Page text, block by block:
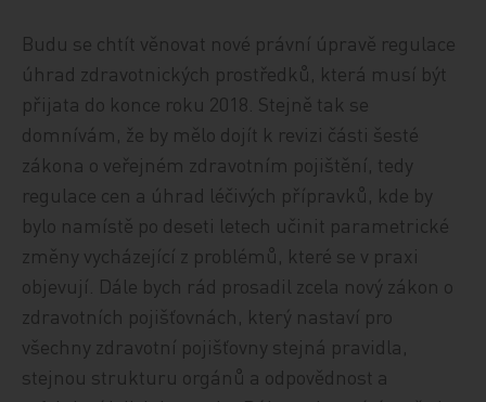
Budu se chtít věnovat nové právní úpravě regulace
úhrad zdravotnických prostředků, která musí být
přijata do konce roku 2018. Stejně tak se
domnívám, že by mělo dojít k revizi části šesté
zákona o veřejném zdravotním pojištění, tedy
regulace cen a úhrad léčivých přípravků, kde by
bylo namístě po deseti letech učinit parametrické
změny vycházející z problémů, které se v praxi
objevují. Dále bych rád prosadil zcela nový zákon o
zdravotních pojišťovnách, který nastaví pro
všechny zdravotní pojišťovny stejná pravidla,
stejnou strukturu orgánů a odpovědnost a